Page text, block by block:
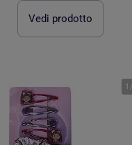
Vedi prodotto
1 /